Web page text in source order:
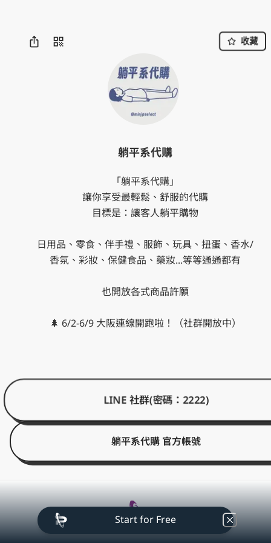
躺平系代購
「躺平系代購」
讓你享受最輕鬆、舒服的代購
目標是：讓客人躺平購物
日用品、零食、伴手禮、服飾、玩具、扭蛋、香水/
香氛、彩妝、保健食品、藥妝...等等通通都有
也開放各式商品許願
🌲 6/2-6/9 大阪連線開跑啦！（社群開放中）
收藏
LINE 社群(密碼：2222)
躺平系代購 官方帳號
Start for Free